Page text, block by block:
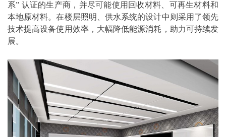
系” 认证的生产商，并尽可能使用回收材料、可再生材料和
本地原材料。在楼层照明、供水系统的设计中则采用了领先
技术提高设备使用效率，大幅降低能源消耗，助力可持续发
展。